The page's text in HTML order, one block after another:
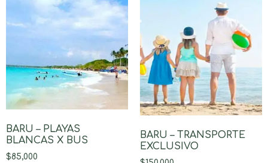
BARU – PLAYAS
BLANCAS X BUS
$85,000
BARU – TRANSPORTE
EXCLUSIVO